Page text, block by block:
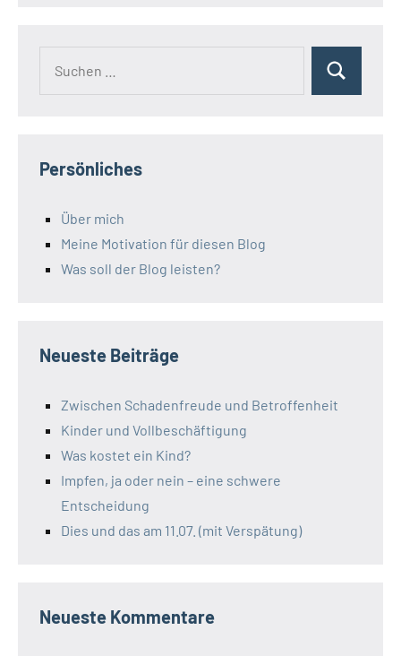
Suchen
Persönliches
Über mich
Meine Motivation für diesen Blog
Was soll der Blog leisten?
Neueste Beiträge
Zwischen Schadenfreude und Betroffenheit
Kinder und Vollbeschäftigung
Was kostet ein Kind?
Impfen, ja oder nein – eine schwere
Entscheidung
Dies und das am 11.07. (mit Verspätung)
Neueste Kommentare